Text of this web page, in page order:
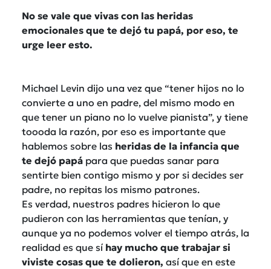
No se vale que vivas con las heridas
emocionales que te dejó tu papá, por eso, te
urge leer esto.
Michael Levin dijo una vez que “tener hijos no lo
convierte a uno en padre, del mismo modo en
que tener un piano no lo vuelve pianista”, y tiene
toooda la razón, por eso es importante que
hablemos sobre las heridas de la infancia que
te dejó papá para que puedas sanar para
sentirte bien contigo mismo y por si decides ser
padre, no repitas los mismo patrones.
Es verdad, nuestros padres hicieron lo que
pudieron con las herramientas que tenían, y
aunque ya no podemos volver el tiempo atrás, la
realidad es que sí hay mucho que trabajar si
viviste cosas que te dolieron, así que en este